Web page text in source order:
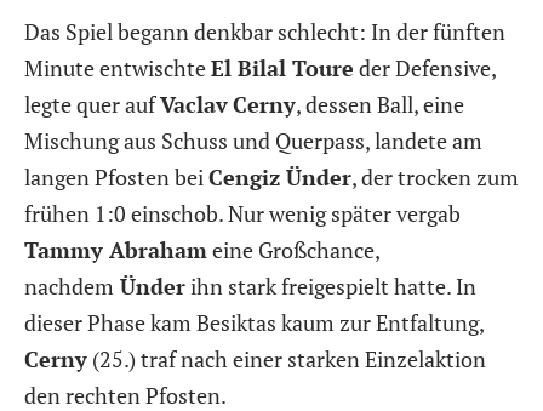
Das Spiel begann denkbar schlecht: In der fünften
Minute entwischteEl Bilal Toure der Defensive,
legte quer aufVaclavCerny, dessen Ball, eine
Mischung aus Schuss und Querpass, landete am
langen Pfosten beiCengiz Ünder, der trocken zum
frühen 1:0 einschob. Nur wenig später vergab
Tammy Abrahameine Großchance,
nachdem Ünderihn stark freigespielt hatte. In
dieser Phase kam Besiktas kaum zur Entfaltung,
Cerny (25.) traf nach einer starken Einzelaktion
den rechten Pfosten.